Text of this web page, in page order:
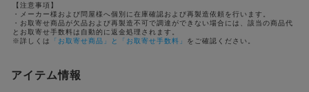
1位 #ポケットモンスター（ポケモン）
2位 #ハイキュー!!
4位 #名探偵コナン
5位 #呪術廻戦
#Re:ゼロから始める異世界生活（リゼロ）
【注意事項】
・メーカー様および問屋様へ個別に在庫確認および再製造依頼を行います。
・お取寄せ商品が欠品および再製造不可で調達ができない場合には、該当の商品代
とお取寄せ手数料は自動的に返金処理されます。
※詳しくは
「お取寄せ商品」と「お取寄せ手数料」 をご確認ください。
アイテム情報